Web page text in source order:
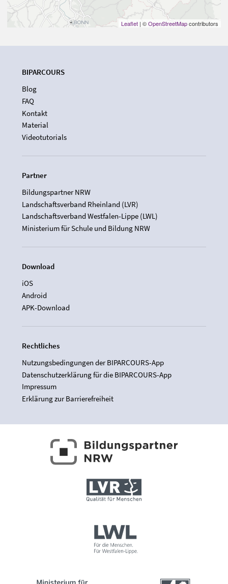
Leaflet | ©OpenStreetMapcontributors
BIPARCOURS
Blog
FAQ
Kontakt
Material
Videotutorials
Partner
Bildungspartner NRW
Landschaftsverband Rheinland (LVR)
Landschaftsverband Westfalen-Lippe (LWL)
Ministerium für Schule und Bildung NRW
Download
iOS
Android
APK-Download
Rechtliches
Nutzungsbedingungen der BIPARCOURS-App
Datenschutzerklärung für die BIPARCOURS-App
Impressum
Erklärung zur Barrierefreiheit